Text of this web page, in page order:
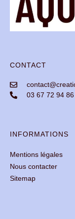
CONTACT
03 67 72 94 86
INFORMATIONS
Mentions légales
Nous contacter
Sitemap